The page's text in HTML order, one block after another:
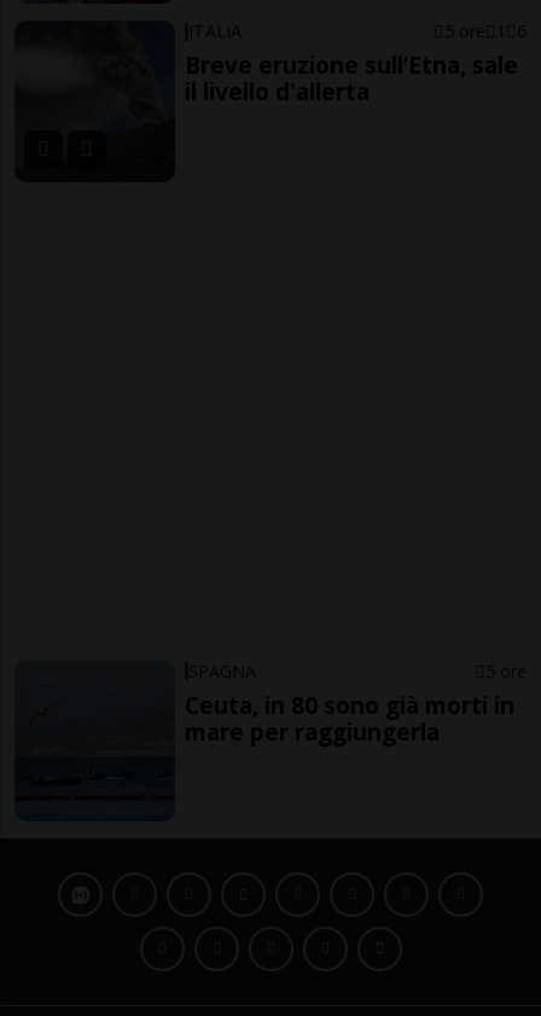
ITALIA 5 ore 1 6
Breve eruzione sull’Etna, sale
il livello d'allerta
SPAGNA 5 ore
Ceuta, in 80 sono già morti in
mare per raggiungerla